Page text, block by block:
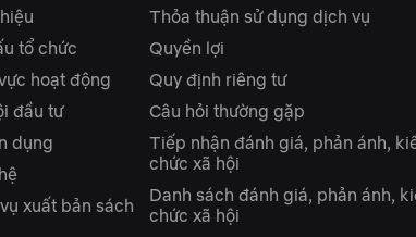
tổ chức
hoạt động
đầu tư
dụng
xuất bản sách
Thỏa thuận sử dụng dịch vụ
Quyền lợi
Quy định riêng tư
Câu hỏi thường gặp
Tiếp nhận đánh giá, phản ánh,
chức xã hội
Danh sách đánh giá, phản ánh,
chức xã hội